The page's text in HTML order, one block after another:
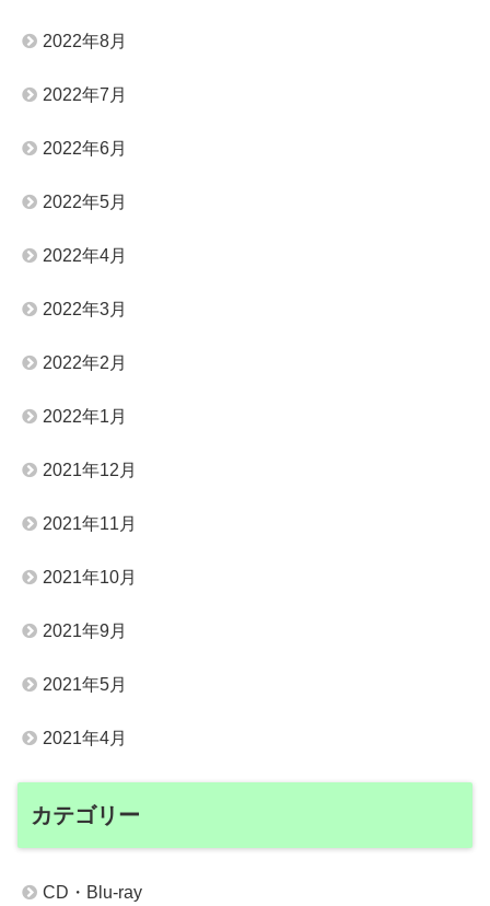
2022年8月
2022年7月
2022年6月
2022年5月
2022年4月
2022年3月
2022年2月
2022年1月
2021年12月
2021年11月
2021年10月
2021年9月
2021年5月
2021年4月
カテゴリー
CD・Blu-ray